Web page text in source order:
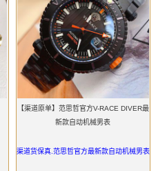
【渠道原单】范思哲官方V-RACE DIVER最
新款自动机械男表
渠道货保真.范思哲官方最新款自动机械男表